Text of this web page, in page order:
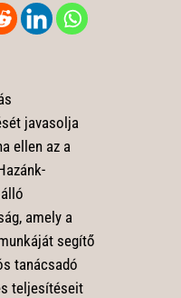
javasolja
ellen az a
amely a
segítő
tanácsadó
teljesítéseit